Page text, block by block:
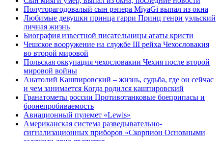
Полуторагодовалый сын рэпера MiyaGi выпал из окна
Любимые девушки принца гарри Принц генри уэльский
личная жизнь
Биография известной писательницы агаты кристи
Чешское вооружение на службе III рейха Чехословакия
во второй мировой
Польская оккупация чехословакии Чехия после второй
мировой войны
Анатолий Кашпировский – жизнь, судьба, где он сейчас
и чем занимается Когда родился кашпировский
Гранатометы россии Противотанковые боеприпасы и
бронепробиваемость
Авиационный пулемет «Lewis»
Американская система разведывательно-
сигнализационных приборов «Скорпион Основными